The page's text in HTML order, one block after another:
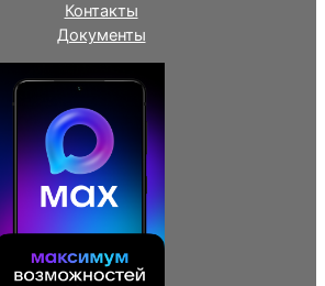
Контакты
Документы